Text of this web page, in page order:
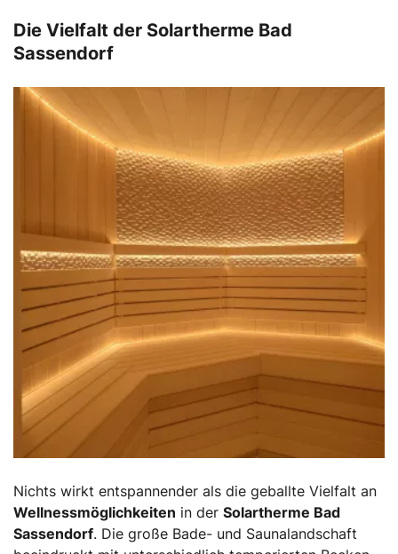
Die Vielfalt der Solartherme Bad
Sassendorf
Nichts wirkt entspannender als die geballte Vielfalt an
Wellnessmöglichkeiten in der Solartherme Bad
Sassendorf. Die große Bade- und Saunalandschaft